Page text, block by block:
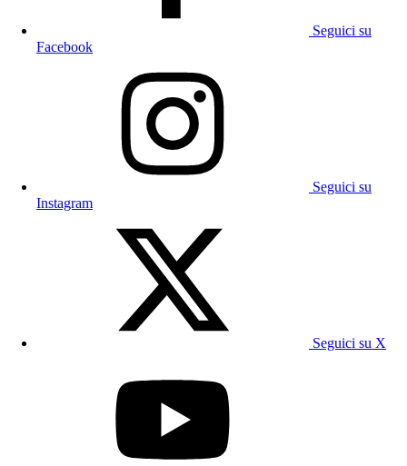
Seguici su
Facebook
Seguici su
Instagram
Seguici su X